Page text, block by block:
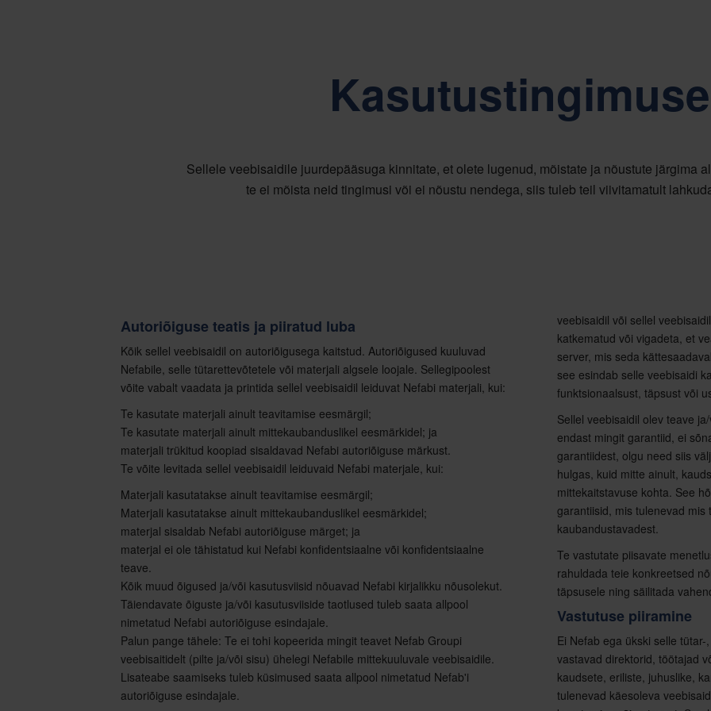
Sellele veebisaidile juurdepääsuga kinnitate, et olete lugenud, mõistate ja nõustute järgima
te ei mõista neid tingimusi või ei nõustu nendega, siis tuleb teil viivitamatult
Autoriõiguse teatis ja piiratud luba
Kõik sellel veebisaidil on autoriõigusega kaitstud. Autoriõigused kuuluvad
Nefabile, selle tütarettevõtetele või materjali algsele loojale. Sellegipoolest
võite vabalt vaadata ja printida sellel veebisaidil leiduvat Nefabi materjali, kui:
Te kasutate materjali ainult teavitamise eesmärgil;
Te kasutate materjali ainult mittekaubanduslikel eesmärkidel; ja
materjali trükitud koopiad sisaldavad Nefabi autoriõiguse märkust.
Te võite levitada sellel veebisaidil leiduvaid Nefabi materjale, kui:
Materjali kasutatakse ainult teavitamise eesmärgil;
Materjali kasutatakse ainult mittekaubanduslikel eesmärkidel;
materjal sisaldab Nefabi autoriõiguse märget; ja
materjal ei ole tähistatud kui Nefabi konfidentsiaalne või konfidentsiaalne
teave.
Kõik muud õigused ja/või kasutusviisid nõuavad Nefabi kirjalikku nõusolekut.
Täiendavate õiguste ja/või kasutusviiside taotlused tuleb saata allpool
nimetatud Nefabi autoriõiguse esindajale.
Palun pange tähele: Te ei tohi kopeerida mingit teavet Nefab Groupi
veebisaitidelt (pilte ja/või sisu) ühelegi Nefabile mittekuuluvale veebisaidile.
Lisateabe saamiseks tuleb küsimused saata allpool nimetatud Nefab'i
autoriõiguse esindajale.
veebisaidil või sellel
katkematud või vigadeta, et
server, mis seda
see esindab selle veebisaidi
funktsionaalsust, täpsust või
Sellel veebisaidil olev teave
endast mingit garantiid, ei
garantiidest, olgu need siis
hulgas, kuid mitte ainult,
mittekaitstavuse kohta. See
garantiisid, mis tulenevad
kaubandustavadest.
Te vastutate piisavate
rahuldada teie konkreetsed
täpsusele ning säilitada
Vastutuse piiramine
Ei Nefab ega ükski selle
vastavad direktorid, töötajad
kaudsete, eriliste, juhuslike,
tulenevad käesoleva